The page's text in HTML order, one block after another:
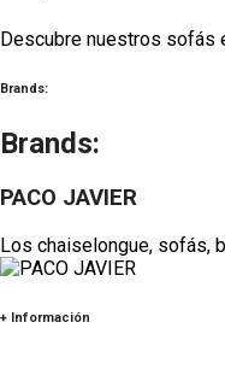
Descubre nuestros sofás
Brands:
Brands:
PACO JAVIER
Los chaiselongue, sofás,
+ Información